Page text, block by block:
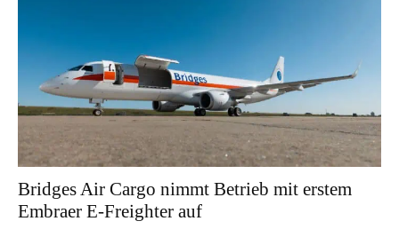
Bridges Air Cargo nimmt Betrieb mit erstem
Embraer E-Freighter auf